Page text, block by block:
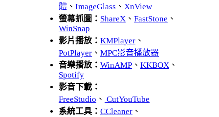
體 、 ImageGlass 、 XnView
螢幕抓圖： ShareX 、 FastStone 、
WinSnap
影片播放： KMPlayer 、
PotPlayer 、 MPC影音播放器
音樂播放： WinAMP 、 KKBOX 、
Spotify
影音下載：
FreeStudio 、 CutYouTube
系統工具： CCleaner 、